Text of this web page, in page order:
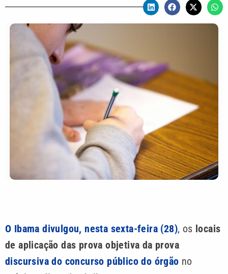
O Ibama divulgou, nesta sexta-feira (28), os locais
de aplicação das prova objetiva da prova
discursiva do concurso público do órgão no